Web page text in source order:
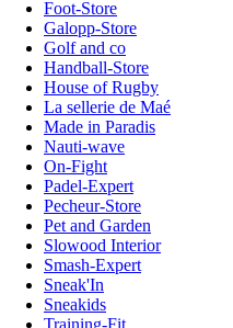
Foot-Store
Galopp-Store
Golf and co
Handball-Store
House of Rugby
La sellerie de Maé
Made in Paradis
Nauti-wave
On-Fight
Padel-Expert
Pecheur-Store
Pet and Garden
Slowood Interior
Smash-Expert
Sneak'In
Sneakids
Training-Fit